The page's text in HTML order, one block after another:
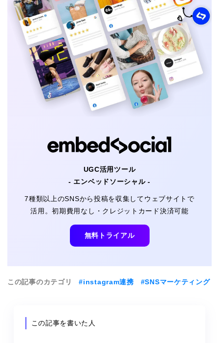
UGC活用ツール
- エンベッドソーシャル -
7種類以上のSNSから投稿を収集してウェブサイトで
活用。初期費用なし・クレジットカード決済可能
無料トライアル
この記事のカテゴリ #instagram連携 #SNSマーケティング
この記事を書いた人